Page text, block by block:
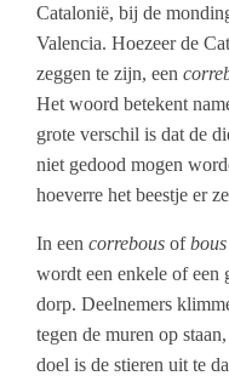
Catalonië, bij de
Valencia. Hoezeer de
zeggen te zijn, een
Het woord betekent
grote verschil is dat de
niet gedood mogen
hoeverre het beestje er
In een correbous of
wordt een enkele of een
dorp. Deelnemers
tegen de muren op
doel is de stieren uit te